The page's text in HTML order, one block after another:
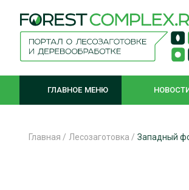
ГЛАВНОЕ МЕНЮ
Главная / Лесозаготовка / Западный